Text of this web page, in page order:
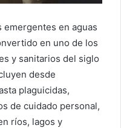
emergentes en aguas
en uno de los
y sanitarios del siglo
desde
plaguicidas,
de cuidado personal,
ríos, lagos y